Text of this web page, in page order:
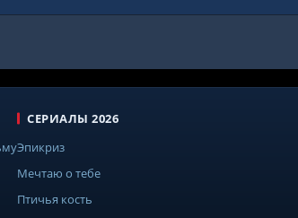
СЕРИАЛЫ 2026
Эпикриз
Мечтаю о тебе
Птичья кость